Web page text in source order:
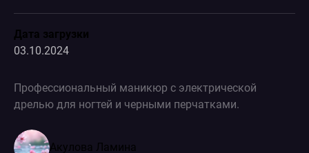
Дата загрузки
03.10.2024
Профессиональный маникюр с электрической
дрелью для ногтей и черными перчатками.
Акулова Ламина